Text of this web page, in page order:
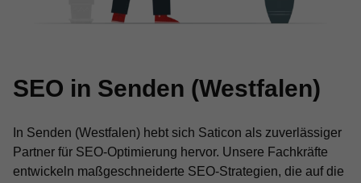
SEO in Senden (Westfalen)
In Senden (Westfalen) hebt sich Saticon als zuverlässiger
Partner für SEO-Optimierung hervor. Unsere Fachkräfte
entwickeln maßgeschneiderte SEO-Strategien, die auf die